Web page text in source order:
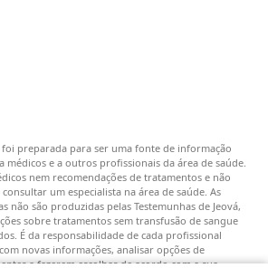
foi preparada para ser uma fonte de informação
médicos e a outros profissionais da área de saúde.
nem recomendações de tratamentos e não
um especialista na área de saúde. As
não são produzidas pelas Testemunhas de Jeová,
sobre tratamentos sem transfusão de sangue
É da responsabilidade de cada profissional
novas informações, analisar opções de
a fazerem escolhas de acordo com a sua